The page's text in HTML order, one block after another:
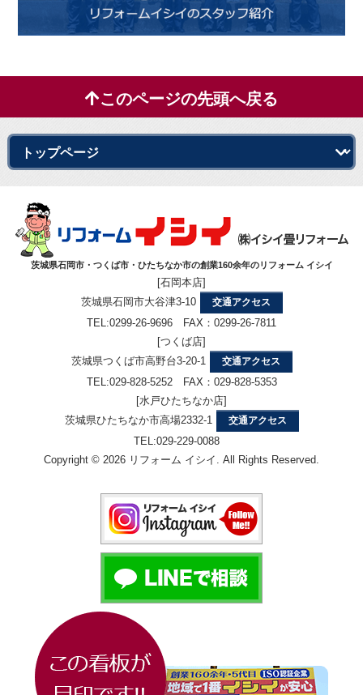
このページの先頭へ戻る
茨城県石岡市・つくば市・ひたちなか市の創業160余年のリフォーム イシイ
[石岡本店]
茨城県石岡市大谷津3-10
交通アクセス
TEL:0299-26-9696 FAX：0299-26-7811
[つくば店]
茨城県つくば市高野台3-20-1
交通アクセス
TEL:029-828-5252 FAX：029-828-5353
[水戸ひたちなか店]
茨城県ひたちなか市高場2332-1
交通アクセス
TEL:029-229-0088
Copyright © 2026 リフォーム イシイ. All Rights Reserved.